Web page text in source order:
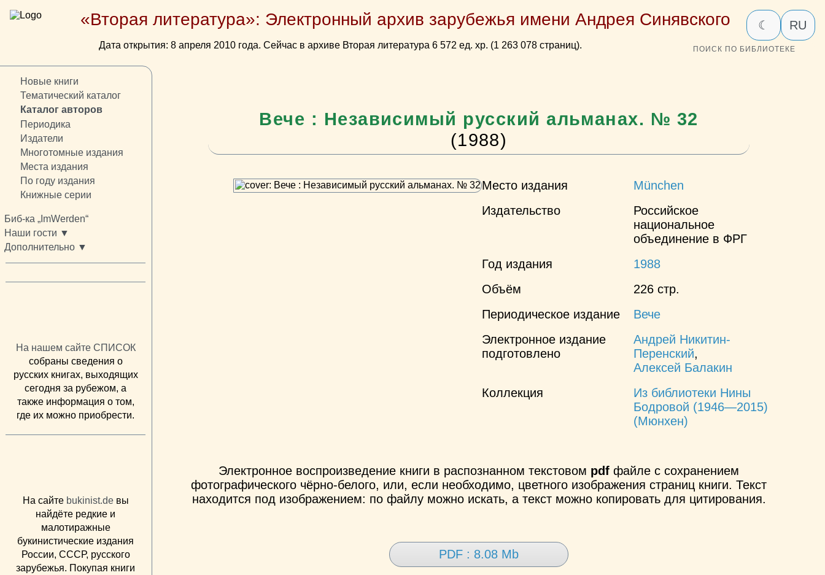
«Вторая литература»: Электронный архив зарубежья имени Андрея Синявского
Дата открытия: 8 апреля 2010 года. Сейчас в архиве Вторая литература 6 572 ед. хр. (1 263 078 страниц).
☾ RU
ПОИСК ПО БИБЛИОТЕКЕ
Новые книги
Тематический каталог
Каталог авторов
Периодика
Издатели
Многотомные издания
Места издания
По году издания
Книжные серии
Биб-ка „ImWerden“
Наши гости ▼
Дополнительно ▼
На нашем сайте СПИСОК
собраны сведения о
русских книгах, выходящих
сегодня за рубежом, а
также информация о том,
где их можно приобрести.
На сайте bukinist.deвы
найдёте редкие и
малотиражные
букинистические издания
России, СССР, русского
зарубежья. Покупая книги
Вече : Независимый русский альманах. № 32
(1988)
Место издания
München
Издательство
Российское
национальное
объединение в ФРГ
Год издания
1988
Объём
226 стр.
Периодическое издание
Вече
Электронное издание
подготовлено
Андрей Никитин-
Перенский,
Алексей Балакин
Коллекция
Из библиотеки Нины
Бодровой (1946—2015)
(Мюнхен)
Электронное воспроизведение книги в распознанном текстовом pdf файле с сохранением
фотографического чёрно-белого, или, если необходимо, цветного изображения страниц книги. Текст
находится под изображением: по файлу можно искать, а текст можно копировать для цитирования.
PDF : 8.08 Mb